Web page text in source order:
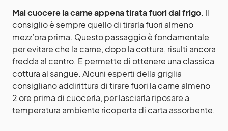
Mai cuocere la carne appena tirata fuori dal frigo. Il
consiglio è sempre quello di tirarla fuori almeno
mezz’ora prima. Questo passaggio è fondamentale
per evitare che la carne, dopo la cottura, risulti ancora
fredda al centro. E permette di ottenere una classica
cottura al sangue. Alcuni esperti della griglia
consigliano addirittura di tirare fuori la carne almeno
2 ore prima di cuocerla, per lasciarla riposare a
temperatura ambiente ricoperta di carta assorbente.